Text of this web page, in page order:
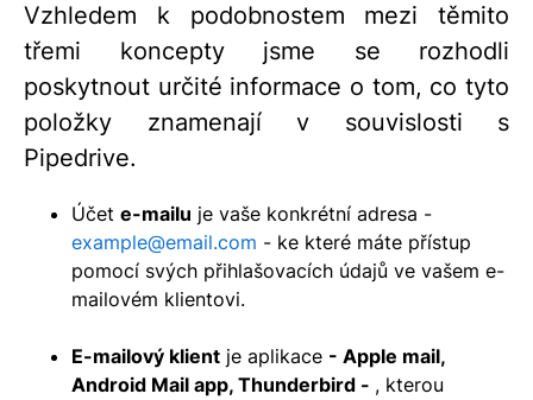
Vzhledem k podobnostem mezi těmito
třemi koncepty jsme se rozhodli
poskytnout určité informace o tom, co tyto
položky znamenají v souvislosti s
Pipedrive.
Účet e-mailu je vaše konkrétní adresa -
example@email.com - ke které máte přístup
pomocí svých přihlašovacích údajů ve vašem e-
mailovém klientovi.
E-mailový klient je aplikace - Apple mail,
Android Mail app, Thunderbird - , kterou